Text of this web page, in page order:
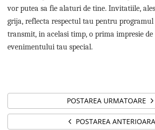
vor putea sa fie alaturi de tine. Invitatiile,
grija, reflecta respectul tau pentru
transmit, in acelasi timp, o prima impresie
evenimentului tau special.
POSTAREA URMATOARE
POSTAREA ANTERIOARA